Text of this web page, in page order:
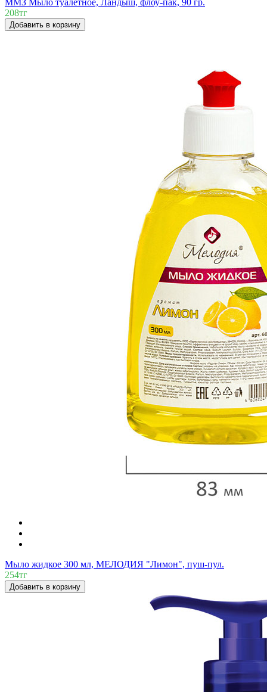
ММЗ Мыло туалетное, Ландыш, флоу-пак, 90 гр.
208тг
Добавить в корзину
Мыло жидкое 300 мл, МЕЛОДИЯ "Лимон", пуш-пул.
254тг
Добавить в корзину